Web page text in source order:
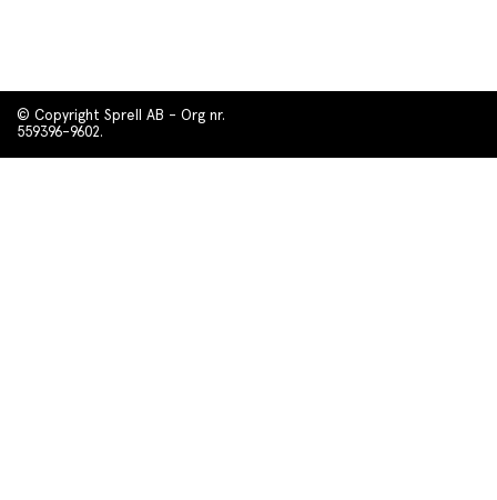
© Copyright Sprell AB - Org nr.
559396-9602.